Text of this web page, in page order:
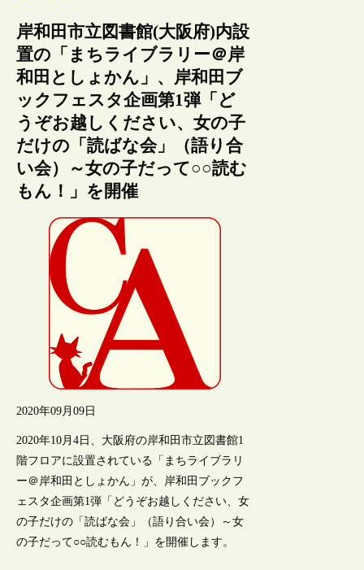
岸和田市立図書館(大阪府)内設
置の「まちライブラリー＠岸
和田としょかん」、岸和田ブ
ックフェスタ企画第1弾「ど
うぞお越しください、女の子
だけの「読ばな会」（語り合
い会）～女の子だって○○読む
もん！」を開催
2020年09月09日
2020年10月4日、大阪府の岸和田市立図書館1
階フロアに設置されている「まちライブラリ
ー＠岸和田としょかん」が、岸和田ブックフ
ェスタ企画第1弾「どうぞお越しください、女
の子だけの「読ばな会」（語り合い会）～女
の子だって○○読むもん！」を開催します。